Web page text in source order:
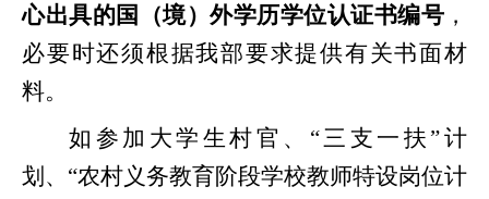
心出具的国（境）外学历学位认证书编号 ，
必要时还须根据我部要求提供有关书面材
料。
如参加大学生村官、 “三支一扶”计
划、“农村义务教育阶段学校教师特设岗位计